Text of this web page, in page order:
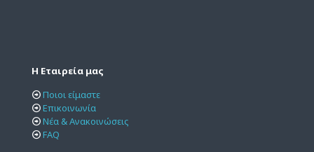
Η Εταιρεία μας
Ποιοι είμαστε
Επικοινωνία
Νέα & Ανακοινώσεις
FAQ